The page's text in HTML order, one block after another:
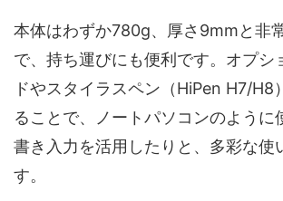
本体はわずか780g、厚さ9mmと非
で、持ち運びにも便利です。オプシ
ドやスタイラスペン（HiPen H7/H8
ることで、ノートパソコンのように
書き入力を活用したりと、多彩な使
す。